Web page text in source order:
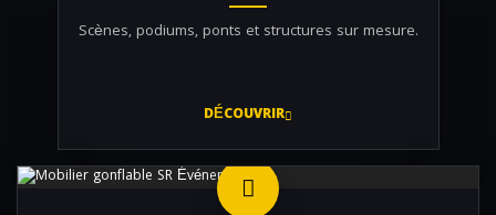
Scènes, podiums, ponts et structures sur mesure.
DÉCOUVRIR